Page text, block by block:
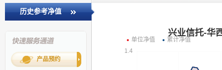
历史参考净值
产品预约